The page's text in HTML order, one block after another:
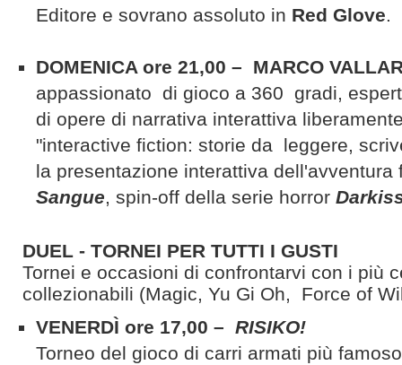
Editore e sovrano assoluto in Red Glove.
DOMENICA ore 21,00 – MARCO
appassionato di gioco a 360 gradi,
di opere di narrativa interattiva
"interactive fiction: storie da leggere,
la presentazione interattiva
Sangue, spin-off della serie horror
DUEL - TORNEI PER TUTTI I GUSTI
Tornei e occasioni di confrontarvi con i più
collezionabili (Magic, Yu Gi Oh, Force of
VENERDÌ ore 17,00 – RISIKO!
Torneo del gioco di carri armati più